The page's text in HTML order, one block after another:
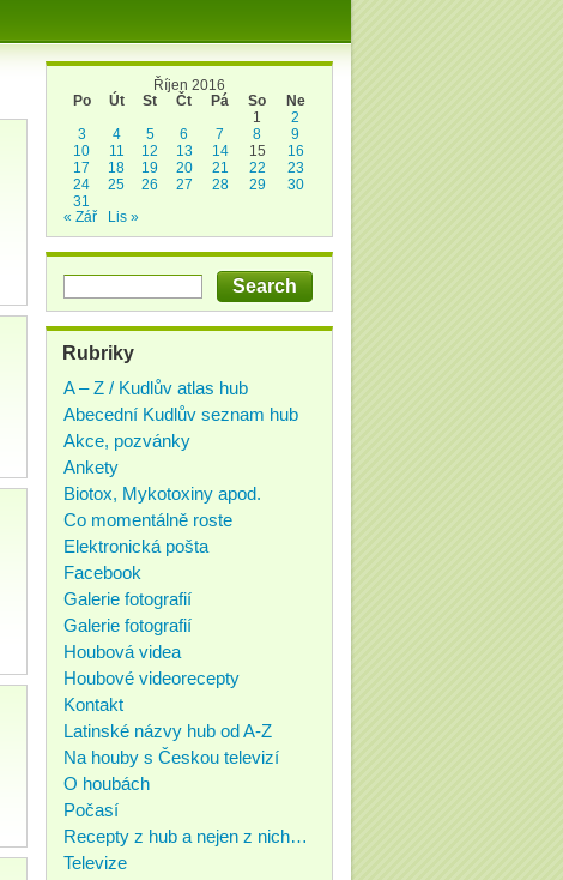
Říjen 2016
Po
Út St Čt Pá So
Ne
1
2
3
4 5 6 7 8
9
10
11 12 13 14 15
16
17
18 19 20 21 22
23
24
25 26 27 28 29
30
31
« Zář
Lis »
Rubriky
A – Z / Kudlův atlas hub
Abecední Kudlův seznam hub
Akce, pozvánky
Ankety
Biotox, Mykotoxiny apod.
Co momentálně roste
Elektronická pošta
Facebook
Galerie fotografií
Galerie fotografií
Houbová videa
Houbové videorecepty
Kontakt
Latinské názvy hub od A-Z
Na houby s Českou televizí
O houbách
Počasí
Recepty z hub a nejen z nich…
Televize